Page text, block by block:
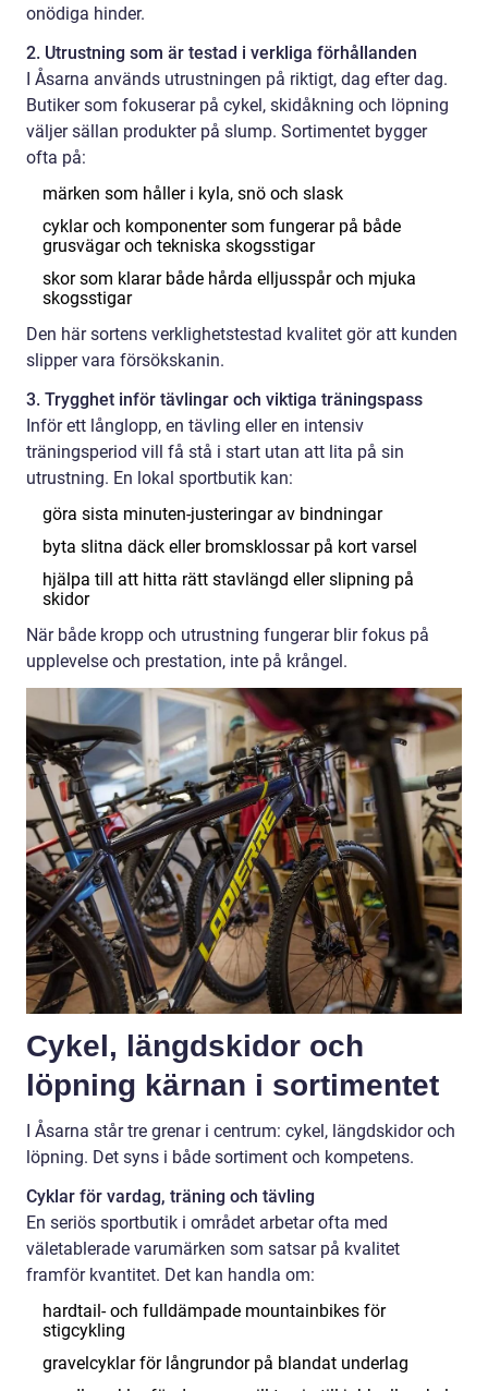
onödiga hinder.
2. Utrustning som är testad i verkliga förhållanden
I Åsarna används utrustningen på riktigt, dag efter dag.
Butiker som fokuserar på cykel, skidåkning och löpning
väljer sällan produkter på slump. Sortimentet bygger
ofta på:
märken som håller i kyla, snö och slask
cyklar och komponenter som fungerar på både
grusvägar och tekniska skogsstigar
skor som klarar både hårda elljusspår och mjuka
skogsstigar
Den här sortens verklighetstestad kvalitet gör att kunden
slipper vara försökskanin.
3. Trygghet inför tävlingar och viktiga träningspass
Inför ett långlopp, en tävling eller en intensiv
träningsperiod vill få stå i start utan att lita på sin
utrustning. En lokal sportbutik kan:
göra sista minuten-justeringar av bindningar
byta slitna däck eller bromsklossar på kort varsel
hjälpa till att hitta rätt stavlängd eller slipning på
skidor
När både kropp och utrustning fungerar blir fokus på
upplevelse och prestation, inte på krångel.
Cykel, längdskidor och
löpning kärnan i sortimentet
I Åsarna står tre grenar i centrum: cykel, längdskidor och
löpning. Det syns i både sortiment och kompetens.
Cyklar för vardag, träning och tävling
En seriös sportbutik i området arbetar ofta med
väletablerade varumärken som satsar på kvalitet
framför kvantitet. Det kan handla om:
hardtail- och fulldämpade mountainbikes för
stigcykling
gravelcyklar för långrundor på blandat underlag